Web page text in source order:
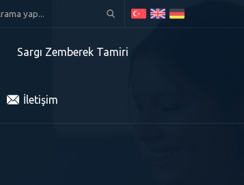
Sargı Zemberek Tamiri
İletişim